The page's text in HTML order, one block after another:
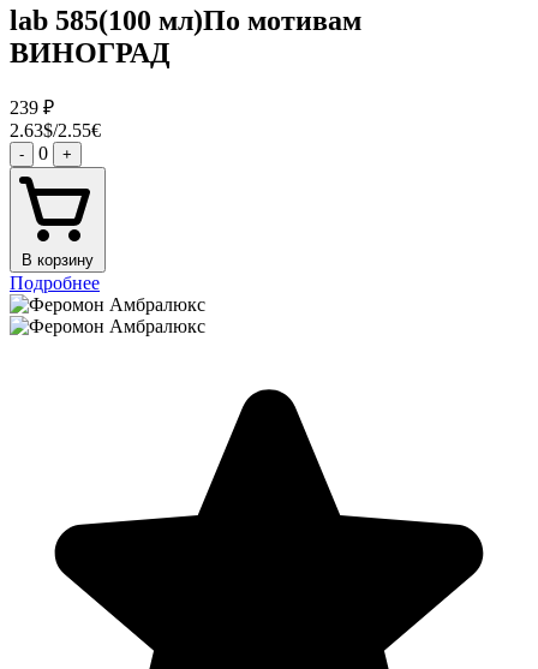
lab 585(100 мл)По мотивам
ВИНОГРАД
239 ₽
2.63$/2.55€
- 0 +
В корзину
Подробнее